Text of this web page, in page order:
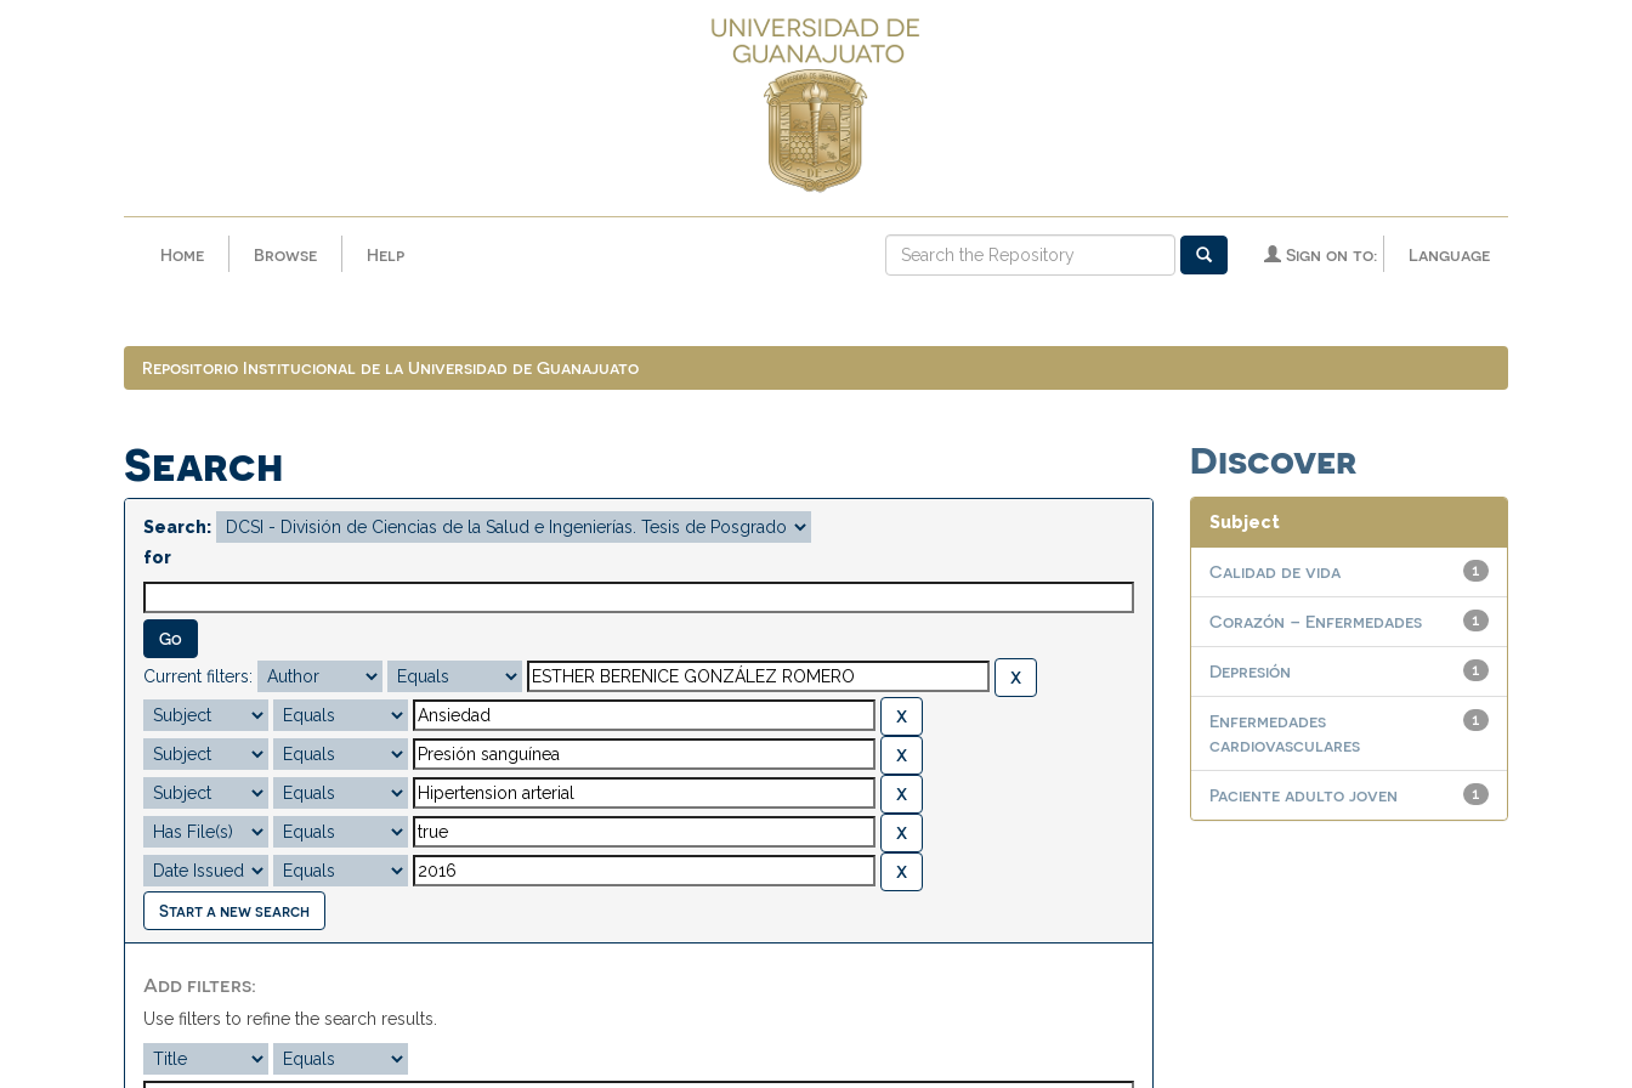
Home Browse Help Language
Sign on to:
Repositorio Institucional de la Universidad de Guanajuato
Search
Search:
for
Current filters:
Start a new search
Add filters:
Use filters to refine the search results.
Discover
Subject
1
Calidad de vida
1
Corazón – Enfermedades
1
Depresión
1
Enfermedades
cardiovasculares
1
Paciente adulto joven